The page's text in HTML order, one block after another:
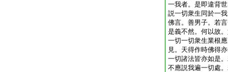
一我者。是即違背
説一切衆生同於一
佛言。善男子。若
是義不然。何以故
一切一切衆生業根
見。天得作時佛得
一切諸法皆亦如是
不應説我遍一切處